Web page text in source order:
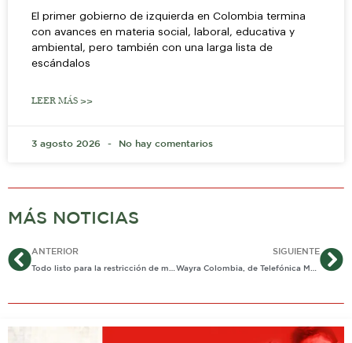
El primer gobierno de izquierda en Colombia termina
con avances en materia social, laboral, educativa y
ambiental, pero también con una larga lista de
escándalos
LEER MÁS >>
3 agosto 2026 No hay comentarios
MÁS NOTICIAS
AntANTERIOR
Todo listo para la restricción de motos.
SIGUIENTE
Wayra Colombia, de Telefónica Movistar, invierte en el emprendimiento colombiano Espacios Digitales IoT